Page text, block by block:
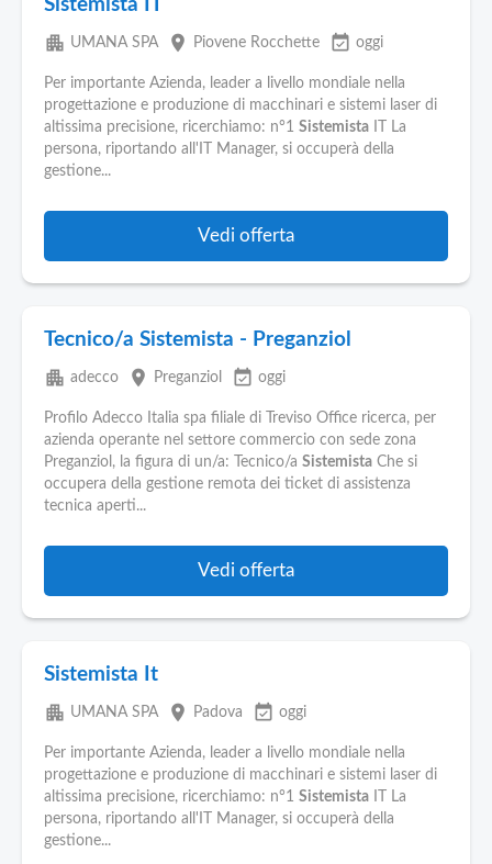
Sistemista IT
apartment UMANA SPA place Piovene Rocchette event_available oggi
Per importante Azienda, leader a livello mondiale nella
progettazione e produzione di macchinari e sistemi laser di
altissima precisione, ricerchiamo: n°1 Sistemista IT La
persona, riportando all'IT Manager, si occuperà della
gestione...
Vedi offerta
Tecnico/a Sistemista - Preganziol
apartment adecco place Preganziol event_available oggi
Profilo Adecco Italia spa filiale di Treviso Office ricerca, per
azienda operante nel settore commercio con sede zona
Preganziol, la figura di un/a: Tecnico/a Sistemista Che si
occupera della gestione remota dei ticket di assistenza
tecnica aperti...
Vedi offerta
Sistemista It
apartment UMANA SPA place Padova event_available oggi
Per importante Azienda, leader a livello mondiale nella
progettazione e produzione di macchinari e sistemi laser di
altissima precisione, ricerchiamo: n°1 Sistemista IT La
persona, riportando all'IT Manager, si occuperà della
gestione...